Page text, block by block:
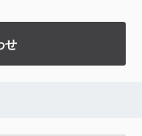
せ